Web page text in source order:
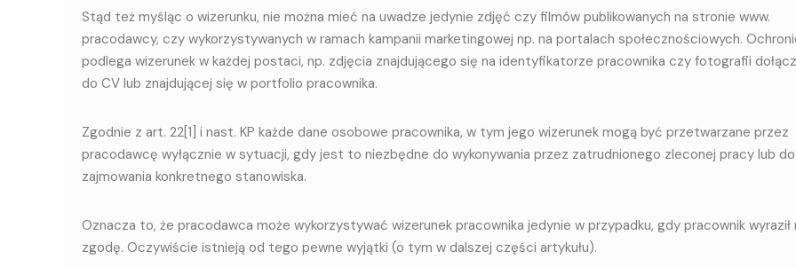
Stąd też myśląc o wizerunku, nie można mieć na uwadze jedynie zdjęć czy filmów publikowanych na stronie www.
pracodawcy, czy wykorzystywanych w ramach kampanii marketingowej np. na portalach społecznościowych.
podlega wizerunek w każdej postaci, np. zdjęcia znajdującego się na identyfikatorze pracownika czy fotografii
do CV lub znajdującej się w portfolio pracownika.
Zgodnie z art. 22[1] i nast. KP każde dane osobowe pracownika, w tym jego wizerunek mogą być przetwarzane przez
pracodawcę wyłącznie w sytuacji, gdy jest to niezbędne do wykonywania przez zatrudnionego zleconej pracy lub do
zajmowania konkretnego stanowiska.
Oznacza to, że pracodawca może wykorzystywać wizerunek pracownika jedynie w przypadku, gdy pracownik wyraził
zgodę. Oczywiście istnieją od tego pewne wyjątki (o tym w dalszej części artykułu).